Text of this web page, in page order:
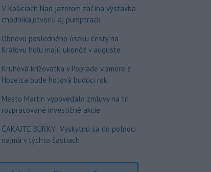
V Košiciach Nad jazerom začína výstavba
chodníka,otvorili aj pumptrack
Obnovu posledného úseku cesty na
Kráľovu hoľu majú ukončiť v auguste
Kruhová križovatka v Poprade v smere z
Hozelca bude hotová budúci rok
Mesto Martin vypovedalo zmluvy na tri
rozpracované investičné akcie
ČAKAJTE BÚRKY: Vyskytnú sa do polnoci
najmä v týchto častiach